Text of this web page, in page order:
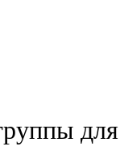
группы